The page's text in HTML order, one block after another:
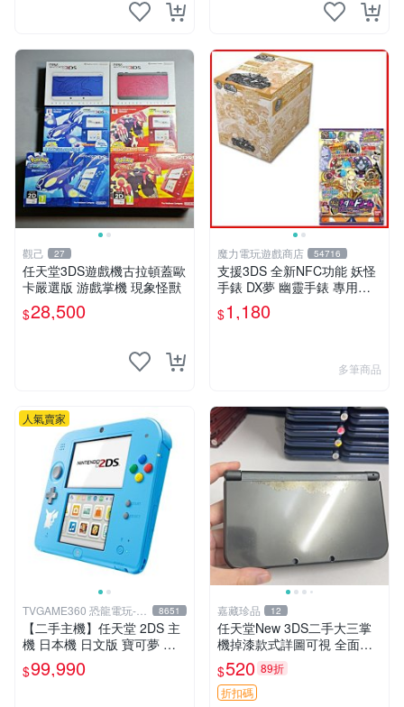
觀己 27
任天堂3DS遊戲機古拉頓蓋歐
卡嚴選版 游戲掌機 現象怪獸
$28,500
魔力電玩遊戲商店 54716
支援3DS 全新NFC功能 妖怪
手錶 DX夢 幽靈手錶 專用徽
章 夢05 神妖怪 神降臨 整盒2
0包【板橋魔力】
$1,180
多筆商品
人氣賣家
TVGAME360 恐龍電玩-台
中店
8651
【二手主機】任天堂 2DS 主
機 日本機 日文版 寶可夢 皮
卡丘 限定主機 附贈充電器 裸
裝 螢幕嚴重刮傷不影響使用
$99,990
嘉藏珍品 12
任天堂New 3DS二手大三掌
機掉漆款式詳圖可視 全面檢
測確保無虞 二手任天堂New
3DS 掉漆編號發貨 大三掌機
收藏推薦 二手任天堂New 3D
$520 89折
折扣碼